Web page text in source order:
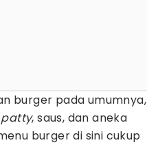
burger pada umumnya,
patty, saus, dan aneka
burger di sini cukup